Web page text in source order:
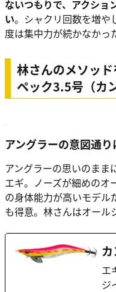
ないつもりで、 アクショ
い。シャクリ回数を増や
度は集中力が続かなかっ
林さんのメソッ
ペック3.5号（カ
アングラーの意図通
アングラーの思いのまま
エギ。ノーズが細めのオ
の身体能力が高いモデル
も得意。林さんはオール
エ
ジ